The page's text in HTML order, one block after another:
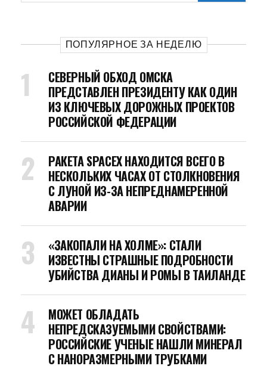
ПОПУЛЯРНОЕ ЗА НЕДЕЛЮ
СЕВЕРНЫЙ ОБХОД ОМСКА
ПРЕДСТАВЛЕН ПРЕЗИДЕНТУ КАК ОДИН
ИЗ КЛЮЧЕВЫХ ДОРОЖНЫХ ПРОЕКТОВ
РОССИЙСКОЙ ФЕДЕРАЦИИ
РАКЕТА SPACEX НАХОДИТСЯ ВСЕГО В
НЕСКОЛЬКИХ ЧАСАХ ОТ СТОЛКНОВЕНИЯ
С ЛУНОЙ ИЗ-ЗА НЕПРЕДНАМЕРЕННОЙ
АВАРИИ
«ЗАКОПАЛИ НА ХОЛМЕ»: СТАЛИ
ИЗВЕСТНЫ СТРАШНЫЕ ПОДРОБНОСТИ
УБИЙСТВА ДИАНЫ И РОМЫ В ТАИЛАНДЕ
МОЖЕТ ОБЛАДАТЬ
НЕПРЕДСКАЗУЕМЫМИ СВОЙСТВАМИ:
РОССИЙСКИЕ УЧЕНЫЕ НАШЛИ МИНЕРАЛ
С НАНОРАЗМЕРНЫМИ ТРУБКАМИ